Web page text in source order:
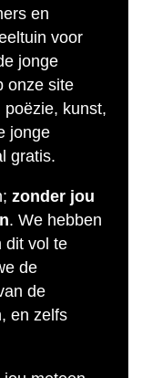
en
voor
jonge
onze site
kunst,
jonge
gratis.
zonder jou
. We hebben
dit vol te
de
de
en zelfs